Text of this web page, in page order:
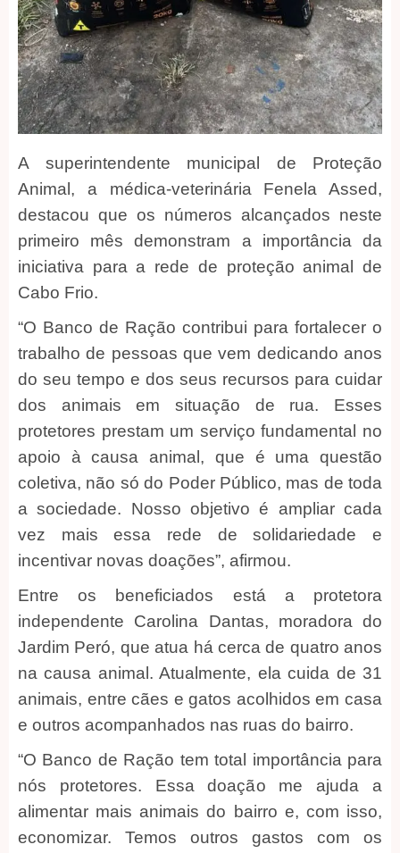
A superintendente municipal de Proteção
Animal, a médica-veterinária Fenela Assed,
destacou que os números alcançados neste
primeiro mês demonstram a importância da
iniciativa para a rede de proteção animal de
Cabo Frio.
“O Banco de Ração contribui para fortalecer o
trabalho de pessoas que vem dedicando anos
do seu tempo e dos seus recursos para cuidar
dos animais em situação de rua. Esses
protetores prestam um serviço fundamental no
apoio à causa animal, que é uma questão
coletiva, não só do Poder Público, mas de toda
a sociedade. Nosso objetivo é ampliar cada
vez mais essa rede de solidariedade e
incentivar novas doações”, afirmou.
Entre os beneficiados está a protetora
independente Carolina Dantas, moradora do
Jardim Peró, que atua há cerca de quatro anos
na causa animal. Atualmente, ela cuida de 31
animais, entre cães e gatos acolhidos em casa
e outros acompanhados nas ruas do bairro.
“O Banco de Ração tem total importância para
nós protetores. Essa doação me ajuda a
alimentar mais animais do bairro e, com isso,
economizar. Temos outros gastos com os